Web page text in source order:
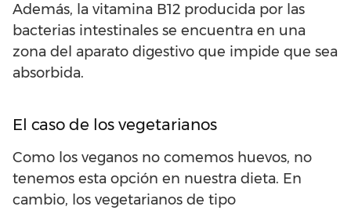
Además, la vitamina B12 producida por las
bacterias intestinales se encuentra en una
zona del aparato digestivo que impide que sea
absorbida.
El caso de los vegetarianos
Como los veganos no comemos huevos, no
tenemos esta opción en nuestra dieta. En
cambio, los vegetarianos de tipo